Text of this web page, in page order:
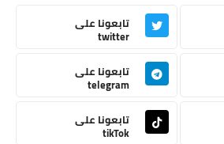
تابعونا على
twitter
تابعونا على
telegram
تابعونا على
tikTok